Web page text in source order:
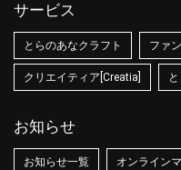
サービス
とらのあなクラフト ファ
クリエイティア[Creatia]
お知らせ
お知らせ一覧 オンライン